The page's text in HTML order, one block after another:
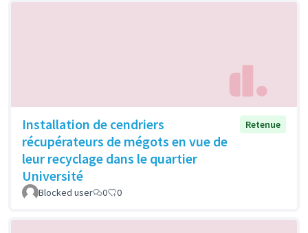
Installation de cendriers
récupérateurs de mégots en vue de
leur recyclage dans le quartier
Université
Retenue
Blocked user 0 0